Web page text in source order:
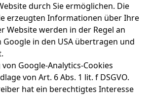
durch Sie ermöglichen. Die
erzeugten Informationen über Ihre
Website werden in der Regel an
Google in den USA übertragen und
Google-Analytics-Cookies
von Art. 6 Abs. 1 lit. f DSGVO.
hat ein berechtigtes Interesse